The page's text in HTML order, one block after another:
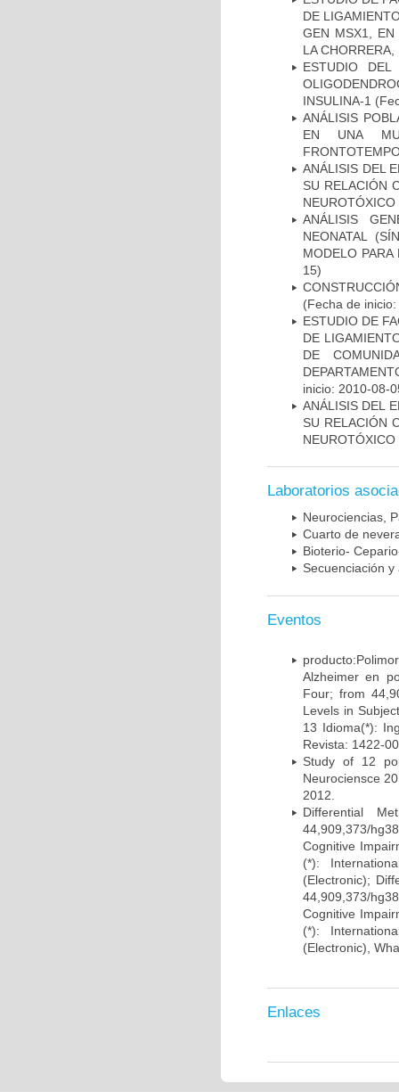
DE
GEN MSX1, EN
LA
ESTUDIO
INSULINA-1
ANÁLISIS
EN UNA
ANÁLISIS DEL
SU RELACIÓN
NEUROTÓXICO
ANÁLISIS
NEONATAL
MODELO
15)
(Fecha de
ESTUDIO DE
DE
DE
inicio: 2010-08-
ANÁLISIS DEL
SU RELACIÓN
NEUROTÓXICO
Laboratorios
Neurociencias,
Cuarto de
Bioterio-
Secuenciación
Eventos
Alzheimer en
Four; from
Levels in
13 Idioma(*):
Revista: 1422-
Study of 12
Neurociensce
2012.
Differential
44,909,373/
Cognitive
(*):
(Electronic);
44,909,373/
Cognitive
(*):
(Electronic),
Enlaces